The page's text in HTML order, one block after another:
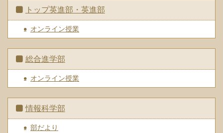
トップ英進部・英進部
オンライン授業
総合進学部
オンライン授業
情報科学部
部だより